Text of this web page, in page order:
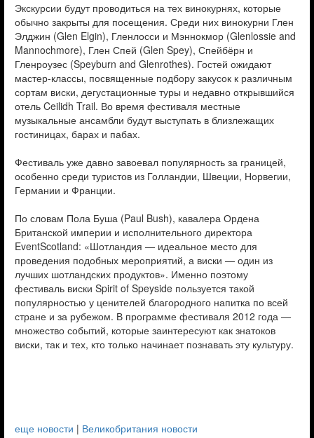
Экскурсии будут проводиться на тех винокурнях, которые
обычно закрыты для посещения. Среди них винокурни Глен
Элджин (Glen Elgin), Гленлосси и Мэннокмор (Glenlossie and
Mannochmore), Глен Спей (Glen Spey), Спейбёрн и
Гленроузес (Speyburn and Glenrothes). Гостей ожидают
мастер-классы, посвященные подбору закусок к различным
сортам виски, дегустационные туры и недавно открывшийся
отель Ceilidh Trail. Во время фестиваля местные
музыкальные ансамбли будут выступать в близлежащих
гостиницах, барах и пабах.
Фестиваль уже давно завоевал популярность за границей,
особенно среди туристов из Голландии, Швеции, Норвегии,
Германии и Франции.
По словам Пола Буша (Paul Bush), кавалера Ордена
Британской империи и исполнительного директора
EventScotland: «Шотландия — идеальное место для
проведения подобных мероприятий, а виски — один из
лучших шотландских продуктов». Именно поэтому
фестиваль виски Spirit of Speyside пользуется такой
популярностью у ценителей благородного напитка по всей
стране и за рубежом. В программе фестиваля 2012 года —
множество событий, которые заинтересуют как знатоков
виски, так и тех, кто только начинает познавать эту культуру.
еще новости | Великобритания новости